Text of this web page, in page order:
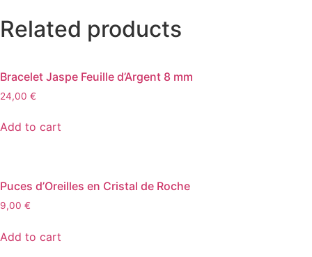
Related products
Bracelet Jaspe Feuille d’Argent 8 mm
24,00 €
Add to cart
Puces d’Oreilles en Cristal de Roche
9,00 €
Add to cart